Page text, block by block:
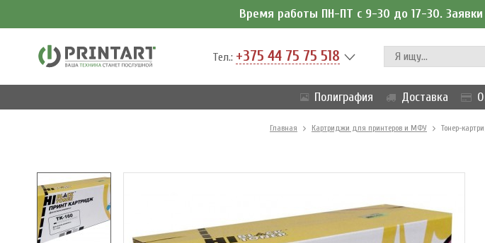
Время работы ПН-ПТ с 9-30 до 17-30.
Тел.: +375 44 75 75 518
Полиграфия Доставка
Главная Картриджи для принтеров и МФУ Тонер-